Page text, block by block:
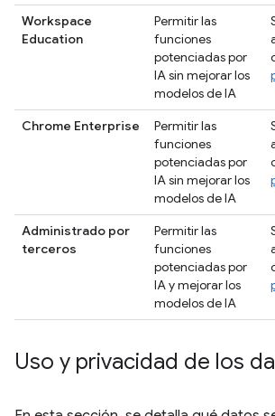
Workspace
Education
Permitir las
funciones
potenciadas por
IA sin mejorar los
modelos de IA
Chrome Enterprise
Permitir las
funciones
potenciadas por
IA sin mejorar los
modelos de IA
Administrado por
terceros
Permitir las
funciones
potenciadas por
IA y mejorar los
modelos de IA
Uso y privacidad de los